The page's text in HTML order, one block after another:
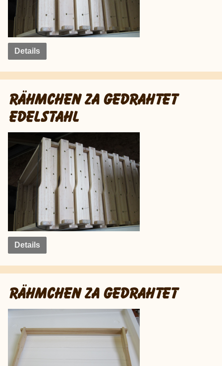
Details
RÄHMCHEN ZA GEDRAHTET
EDELSTAHL
Details
RÄHMCHEN ZA GEDRAHTET